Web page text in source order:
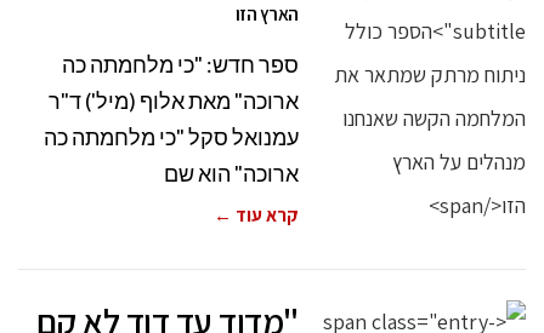
הארץ הזו
ספר חדש: "כי מלחמתה כה
ארוכה" מאת אלוף (מיל') ד"ר
עמנואל סקל "כי מלחמתה כה
ארוכה" הוא שם
קרא עוד ←
"מדוד עד דוד לא קם